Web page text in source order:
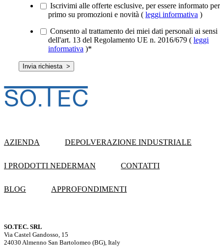
Iscrivimi alle offerte esclusive, per essere informato per
primo su promozioni e novità ( leggi informativa )
Consento al trattamento dei miei dati personali ai sensi
dell'art. 13 del Regolamento UE n. 2016/679 ( leggi
informativa )*
AZIENDA DEPOLVERAZIONE INDUSTRIALE
I PRODOTTI NEDERMAN CONTATTI
BLOG APPROFONDIMENTI
SO.TEC. SRL
Via Castel Gandosso, 15
24030 Almenno San Bartolomeo (BG), Italy